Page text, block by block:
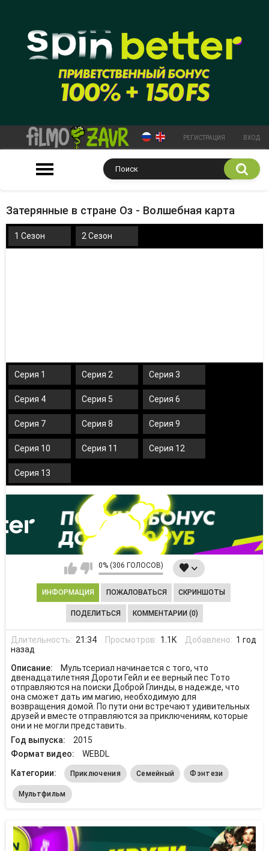
РЕГИСТРАЦИЯ ВХОД
Затерянные в стране Оз - Волшебная карта
1 Сезон 2 Сезон
Серия 1 Серия 2 Серия 3
Серия 4 Серия 5 Серия 6
Серия 7 Серия 8 Серия 9
Серия 10 Серия 11 Серия 12
Серия 13
0% (306 ГОЛОСОВ)
ИНФОРМАЦИЯ ПОЖАЛОВАТЬСЯ СКРИНШОТЫ
ПОДЕЛИТЬСЯ КОММЕНТАРИИ (0)
Длительность: 21:34 Просмотров: 1.1K Добавлено: 1 год
назад
Описание:
Мультсериал начинается с того, что
двенадцатилетняя Дороти Гейл и ее верный пес Тото
отправляются на поиски Доброй Глинды, в надежде, что
она сможет дать им магию, необходимую для
возвращения домой. По пути они встречают удивительных
друзей и вместе отправляются за приключениям, которые
они и не могли представить.
Год выпуска:
2015
Формат видео:
WEBDL
Категории:
Приключения Семейный Фэнтези
Мультфильм